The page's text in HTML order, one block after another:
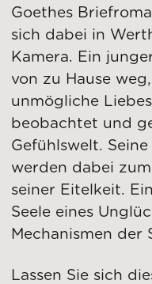
Goethes
sich dabei in
Kamera. Ein
von zu Hause
unmögliche
beobachtet und
Gefühlswelt.
werden dabei
seiner Eitelkeit.
Seele eines
Mechanismen der
Lassen Sie sich